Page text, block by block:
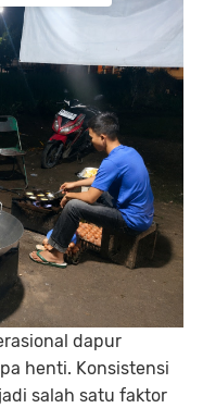
dapur
henti. Konsistensi
salah satu faktor